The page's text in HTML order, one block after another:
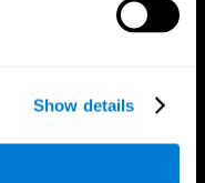
Show details